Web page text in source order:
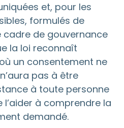
et, pour les
formulés de
cadre de gouvernance
la loi reconnaît
un consentement ne
pas à être
à toute personne
à comprendre la
demandé.